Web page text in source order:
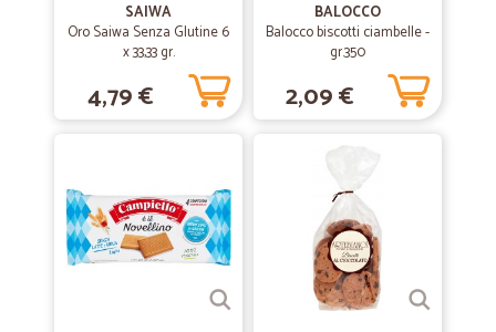
SAIWA
Oro Saiwa Senza Glutine 6
x 33,33 gr.
4,79 €
BALOCCO
Balocco biscotti ciambelle -
gr.350
2,09 €